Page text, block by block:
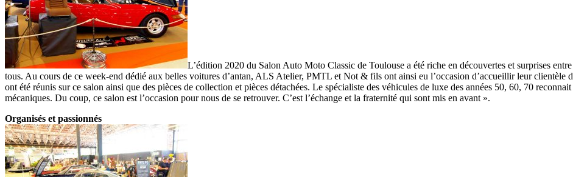
L’édition 2020 du Salon Auto Moto Classic de Toulouse a été riche en découvertes et surprises
tous. Au cours de ce week-end dédié aux belles voitures d’antan, ALS Atelier, PMTL et Not & fils ont ainsi eu l’occasion d’accueillir leur clientèle
ont été réunis sur ce salon ainsi que des pièces de collection et pièces détachées. Le spécialiste des véhicules de luxe des années 50, 60, 70
mécaniques. Du coup, ce salon est l’occasion pour nous de se retrouver. C’est l’échange et la fraternité qui sont mis en avant ».
Organisés et passionnés